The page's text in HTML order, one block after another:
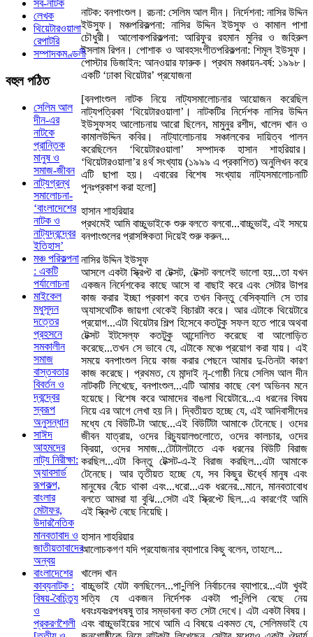
নাটক: বনপাংশুল। রচনা: সেলিম আল দীন। নির্দেশনা: নাসির উদ্দিন
ইউসুফ। মঞ্চপরিকল্পনা: নাসির উদ্দিন ইউসুফ ও কামাল পাশা
চৌধুরী। আলোকপরিকল্পনা: আরিফুর রহমান মুনির ও জহিরুল
ইসলাম রিপন। পোশাক ও আবহসংগীতপরিকল্পনা: শিমূল ইউসুফ।
পোস্টার ডিজাইন: আনওয়ার ফারুক। প্রথম মঞ্চায়ন-বর্ষ: ১৯৯৮।
একটি ‘ঢাকা থিয়েটার’ প্রযোজনা
[বনপাংশুল নাটক নিয়ে নাট্যসমালোচনার আয়োজন করেছিল
নাট্যপত্রিকা ‘থিয়েটারওয়ালা’। নাটকটির নির্দেশক নাসির উদ্দিন
ইউসুফসহ আলোচনায় আরো ছিলেন, মামুনুর রশীদ, খালেদ খান ও
কামালউদ্দিন কবির। নাট্যালোচনায় সঞ্চালকের দায়িত্ব পালন
করেছিলেন ‘থিয়েটারওয়ালা’ সম্পাদক হাসান শাহরিয়ার।
‘থিয়েটারওয়ালা’র ৪র্থ সংখ্যায় (১৯৯৯ এ প্রকাশিত) অনুলিখন করে
এটি ছাপা হয়। এবারের বিশেষ সংখ্যায় নাট্যসমালোচনাটি
পুনঃপ্রকাশ করা হলো]
হাসান শাহরিয়ার
প্রথমেই আমি বাচ্চুভাইকে শুরু বলতে বলবো...বাচ্চুভাই, এই সময়ে
বনপাংশুলের প্রাসঙ্গিকতা দিয়েই শুরু করুন...
নাসির উদ্দিন ইউসুফ
আসলে একটা স্ক্রিপ্ট বা টেক্সট, টেক্সট বললেই ভালো হয়...তা যখন
একজন নির্দেশকের কাছে আসে বা বাছাই করে এবং সেটার উাপর
কাজ করার ইচ্ছা প্রকাশ করে তখন কিন্তু বেসিক্যালি সে তার
অ্যাসথেটিক জায়গা থেকেই বিচারটা করে। আর এটাকে থিয়েটারে
প্রয়োগ...এটা থিয়েটার শিল্প হিসেবে কতটুকু সফল হতে পারে অথবা
টেক্সট ইটসেল্ফ কতটুকু আন্দোলিত করেছে বা আলোড়িত
করেছে...তখন সে ভাবে যে, এটাকে মঞ্চে প্রয়োগ করা যায়। এই
সময়ে বনপাংশুল নিয়ে কাজ করার পেছনে আমার দু-তিনটা কারণ
কাজ করেছে। প্রথমত, যে মান্দাই নৃ-গোষ্ঠী নিয়ে সেলিম আল দীন
নাটকটি লিখেছে, বনপাংশুল...এটি আমার কাছে বেশ অভিনব মনে
হয়েছে। বিশেষ করে আমাদের বাঙলা থিয়েটারে...এ ধরনের বিষয়
নিয়ে এর আগে লেখা হয় নি। দ্বিতীয়ত হচ্ছে যে, এই আদিবাসীদের
মধ্যে যে বিউটি-টা আছে...এই বিউটিটা আমাকে টেনেছে। ওদের
জীবন যাত্রায়, ওদের রিচ্যুয়ালগুলোতে, ওদের কালচার, ওদের
ক্রিয়া, ওদের সমাজ...টোটালটাতে এক ধরনের বিউটি বিরাজ
করছিল...এটা কিন্তু টেক্সট-এ-ই বিরাজ করছিল...এটা আমাকে
টেনেছে। আর তৃতীয়ত হচ্ছে যে, সব কিছুর ঊর্ধ্বে মানুষ এবং
মানুষের বেঁচে থাকা এবং...ধরো...এক ধরনের...মানে, মানবতাবোধ
বলতে আমরা যা বুঝি...সেটা এই স্ক্রিপ্টে ছিল...এ কারণেই আমি
এই স্ক্রিপ্ট বেছে নিয়েছি।
হাসান শাহরিয়ার
আলোচকগণ যদি প্রযোজনার ব্যাপারে কিছু বলেন, তাহলে...
খালেদ খান
বাচ্চুভাই যেটা বলছিলেন...পা-ুলিপি নির্বাচনের ব্যাপারে...এটা খুবই
সত্যি যে একজন নির্দেশক একটা পা-ুলিপি বেছে নেয়
ধবংঃযবঃরপধষষু তার সম্ভাবনা কত সেটা দেখে। এটা একটা বিষয়।
এবং বাচ্চুভাইয়ের সাথে আমি এ বিষয়ে একমত যে, সেলিমভাই যে
সব-নাটক
লেখক
থিয়েটারওয়ালা
রেপাটরি
সম্পাদকমণ্ডলী
বহুলপঠিত
সেলিম আল
দীন-এর
নাটকে
প্রান্তিক
মানুষ ও
সমাজ-জীবন
নাট্যগ্রন্থ
সমালোচনা-
‘বাংলাদেশের
নাটক ও
নাট্যদ্বন্দ্বের
ইতিহাস’
মঞ্চ পরিকল্পনা
: একটি
পর্যালোচনা
মাইকেল
মধুসূদন
দত্তের
প্রহসনে
সমকালীন
সমাজ
বাস্তবতার
বিবর্তন ও
দ্বন্দ্বের
স্বরূপ
অনুসন্ধান
সাঈদ
আহমদের
নাট্য নিরীক্ষা:
অ্যাবসার্ড
রূপকল্প,
বাংলার
মেটাফর,
উদারনৈতিক
মানবতাবাদ ও
জাতীয়তাবাদের
অন্বয়
বাংলাদেশের
কাব্যনাটক :
বিষয়-বৈচিত্র্য
ও
প্রকরণশৈলী